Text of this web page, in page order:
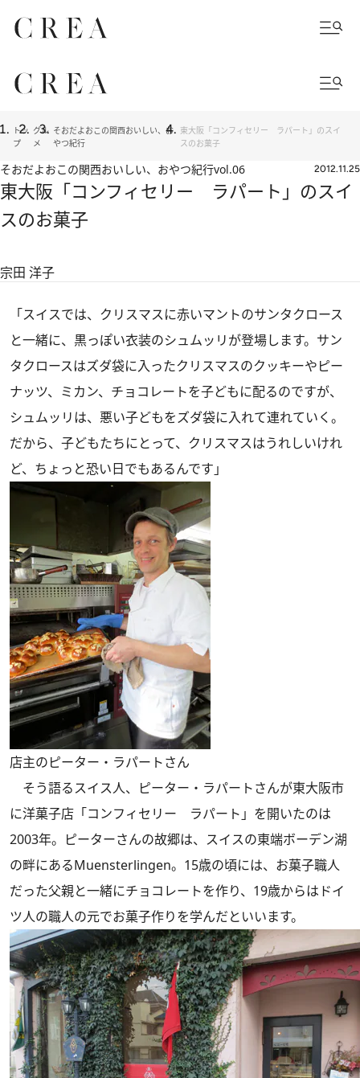
トッ
プ
グル
メ
そおだよおこの関西おいしい、お
やつ紀行
東大阪「コンフィセリー ラパート」のスイ
スのお菓子
そおだよおこの関西おいしい、おやつ紀行vol.06 2012.11.25
東大阪「コンフィセリー ラパート」のスイ
スのお菓子
宗田 洋子
「スイスでは、クリスマスに赤いマントのサンタクロース
と一緒に、黒っぽい衣装のシュムッリが登場します。サン
タクロースはズダ袋に入ったクリスマスのクッキーやピー
ナッツ、ミカン、チョコレートを子どもに配るのですが、
シュムッリは、悪い子どもをズダ袋に入れて連れていく。
だから、子どもたちにとって、クリスマスはうれしいけれ
ど、ちょっと恐い日でもあるんです」
店主のピーター・ラパートさん
そう語るスイス人、ピーター・ラパートさんが東大阪市
に洋菓子店「コンフィセリー ラパート」を開いたのは
2003年。ピーターさんの故郷は、スイスの東端ボーデン湖
の畔にあるMuensterlingen。15歳の頃には、お菓子職人
だった父親と一緒にチョコレートを作り、19歳からはドイ
ツ人の職人の元でお菓子作りを学んだといいます。